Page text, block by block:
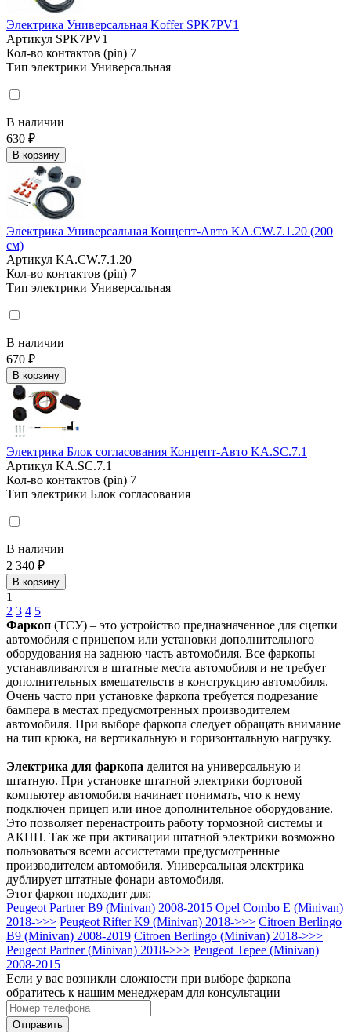
Электрика Универсальная Koffer SPK7PV1
Артикул SPK7PV1
Кол-во контактов (pin) 7
Тип электрики Универсальная
В наличии
630 ₽
В корзину
Электрика Универсальная Концепт-Авто KA.CW.7.1.20 (200
см)
Артикул KA.CW.7.1.20
Кол-во контактов (pin) 7
Тип электрики Универсальная
В наличии
670 ₽
В корзину
Электрика Блок согласования Концепт-Авто KA.SC.7.1
Артикул KA.SC.7.1
Кол-во контактов (pin) 7
Тип электрики Блок согласования
В наличии
2 340 ₽
В корзину
1
2 3 4 5
Фаркоп (ТСУ) – это устройство предназначенное для сцепки
автомобиля с прицепом или установки дополнительного
оборудования на заднюю часть автомобиля. Все фаркопы
устанавливаются в штатные места автомобиля и не требует
дополнительных вмешательств в конструкцию автомобиля.
Очень часто при установке фаркопа требуется подрезание
бампера в местах предусмотренных производителем
автомобиля. При выборе фаркопа следует обращать внимание
на тип крюка, на вертикальную и горизонтальную нагрузку.
Электрика для фаркопа делится на универсальную и
штатную. При установке штатной электрики бортовой
компьютер автомобиля начинает понимать, что к нему
подключен прицеп или иное дополнительное оборудование.
Это позволяет перенастроить работу тормозной системы и
АКПП. Так же при активации штатной электрики возможно
пользоваться всеми ассистетами предусмотренные
производителем автомобиля. Универсальная электрика
дублирует штатные фонари автомобиля.
Этот фаркоп подходит для:
Peugeot Partner B9 (Minivan) 2008-2015 Opel Combo E (Minivan)
2018->>> Peugeot Rifter K9 (Minivan) 2018->>> Citroen Berlingo
B9 (Minivan) 2008-2019 Citroen Berlingo (Minivan) 2018->>>
Peugeot Partner (Minivan) 2018->>> Peugeot Tepee (Minivan)
2008-2015
Если у вас возникли сложности при выборе фаркопа
обратитесь к нашим менеджерам для консультации
Отправить